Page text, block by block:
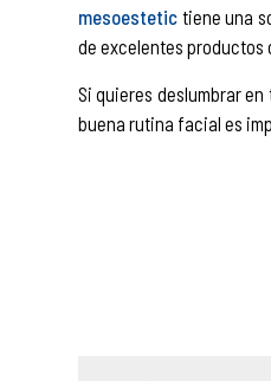
mesoestetic tiene una
de excelentes productos
Si quieres deslumbrar
buena rutina facial es